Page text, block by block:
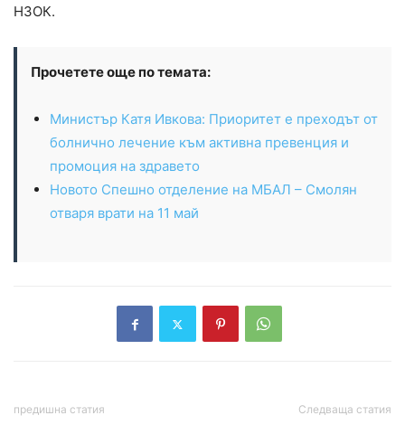
НЗОК.
Прочетете още по темата:
Министър Катя Ивкова: Приоритет е преходът от
болнично лечение към активна превенция и
промоция на здравето
Новото Спешно отделение на МБАЛ – Смолян
отваря врати на 11 май
предишна статия Следваща статия